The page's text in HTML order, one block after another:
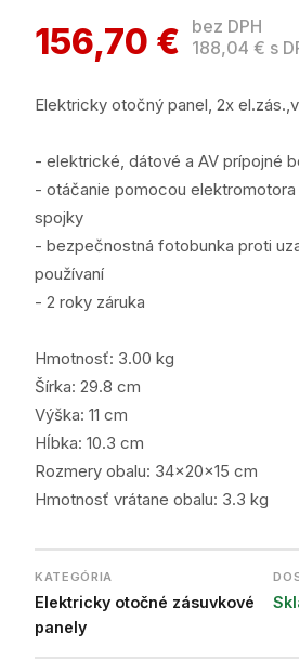
156,70 €
bez DPH
188,04 € s
Elektricky otočný panel, 2x
- elektrické, dátové a AV prípojné
- otáčanie pomocou
spojky
- bezpečnostná fotobunka proti
používaní
- 2 roky záruka
Hmotnosť: 3.00 kg
Šírka: 29.8 cm
Výška: 11 cm
Hĺbka: 10.3 cm
Rozmery obalu: 34x20x15 cm
Hmotnosť vrátane obalu: 3.3 kg
KATEGÓRIA
Elektricky otočné zásuvkové
panely